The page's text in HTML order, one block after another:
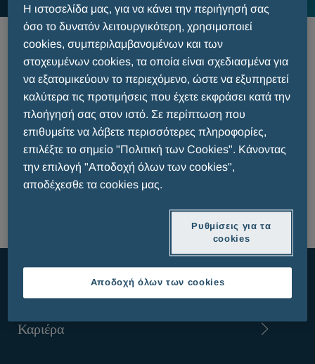
HOME SEARCH
Search
SEARCH
Σχετικά με εμάς
Καριέρα
Η ιστοσελίδα μας, για να κάνει την περιήγησή σας
όσο το δυνατόν λειτουργικότερη, χρησιμοποιεί
cookies, συμπεριλαμβανομένων και των
στοχευμένων cookies, τα οποία είναι σχεδιασμένα για
να εξατομικεύουν το περιεχόμενο, ώστε να εξυπηρετεί
καλύτερα τις προτιμήσεις που έχετε εκφράσει κατά την
πλοήγησή σας στον ιστό. Σε περίπτωση που
επιθυμείτε να λάβετε περισσότερες πληροφορίες,
επιλέξτε το σημείο "Πολιτική των Cookies". Κάνοντας
την επιλογή "Αποδοχή όλων των cookies",
αποδέχεσθε τα cookies μας.
Ρυθμίσεις για τα
cookies
Αποδοχή όλων των cookies